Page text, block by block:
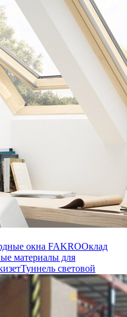
окна FAKROОклад
материалы для
Туннель световой